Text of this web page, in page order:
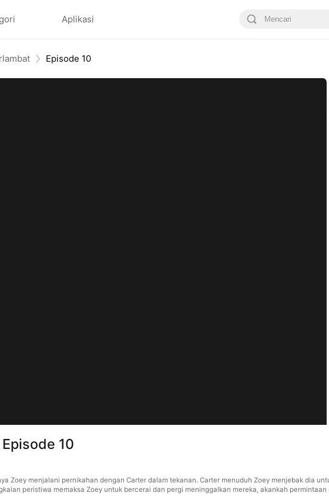
Aplikasi
Episode 10
10
Zoey menjalani pernikahan dengan Carter dalam tekanan. Carter menuduh Zoey menjebak dia
peristiwa memaksa Zoey untuk bercerai dan pergi meninggalkan mereka, akankah